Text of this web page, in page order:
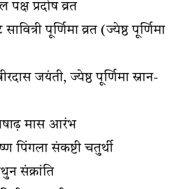
पक्ष प्रदोष व्रत
पूर्णिमा व्रत (ज्येष्ठ पूर्णिमा
जयंती, ज्येष्ठ पूर्णिमा स्नान-
मास आरंभ
पिंगला संकष्टी चतुर्थी
संक्रांति